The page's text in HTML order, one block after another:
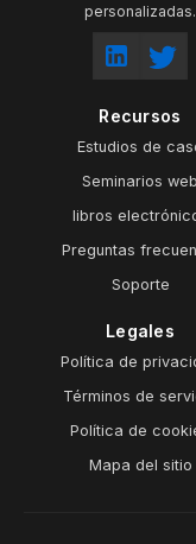
personalizadas.
Recursos
Estudios de
Seminarios web
libros
Preguntas
Soporte
Legales
Política de
Términos de
Política de
Mapa del sitio